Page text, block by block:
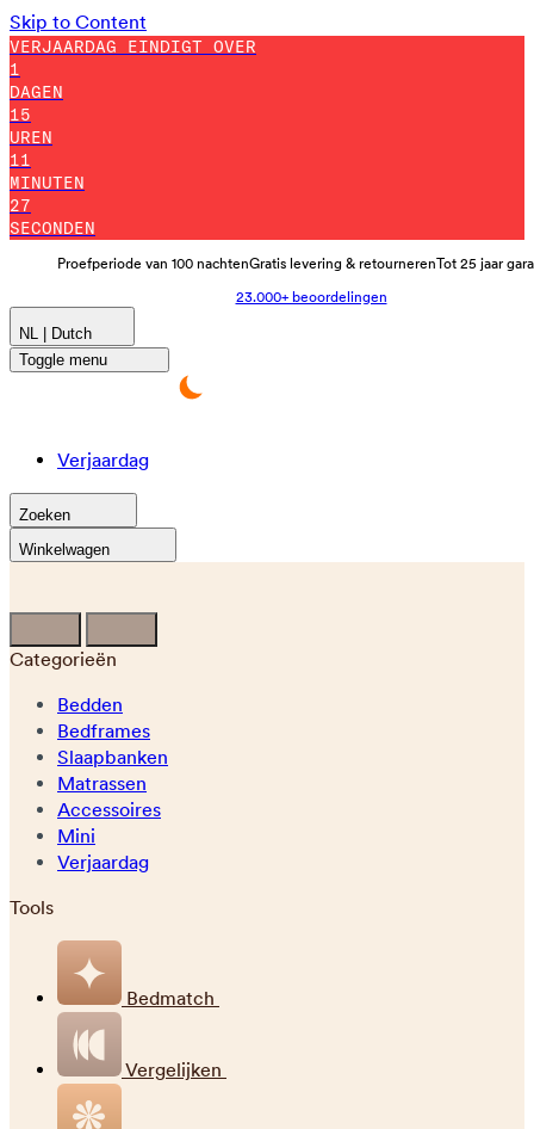
Skip to Content
VERJAARDAG EINDIGT OVER
1
DAGEN
15
UREN
11
MINUTEN
22
SECONDEN
Proefperiode van 100 nachtenGratis levering & retournerenTot 25 jaar
23.000+ beoordelingen
NL | Dutch
Toggle menu
Verjaardag
Zoeken
Winkelwagen
Categorieën
Bedden
Bedframes
Slaapbanken
Matrassen
Accessoires
Mini
Verjaardag
Tools
Bedmatch
Vergelijken